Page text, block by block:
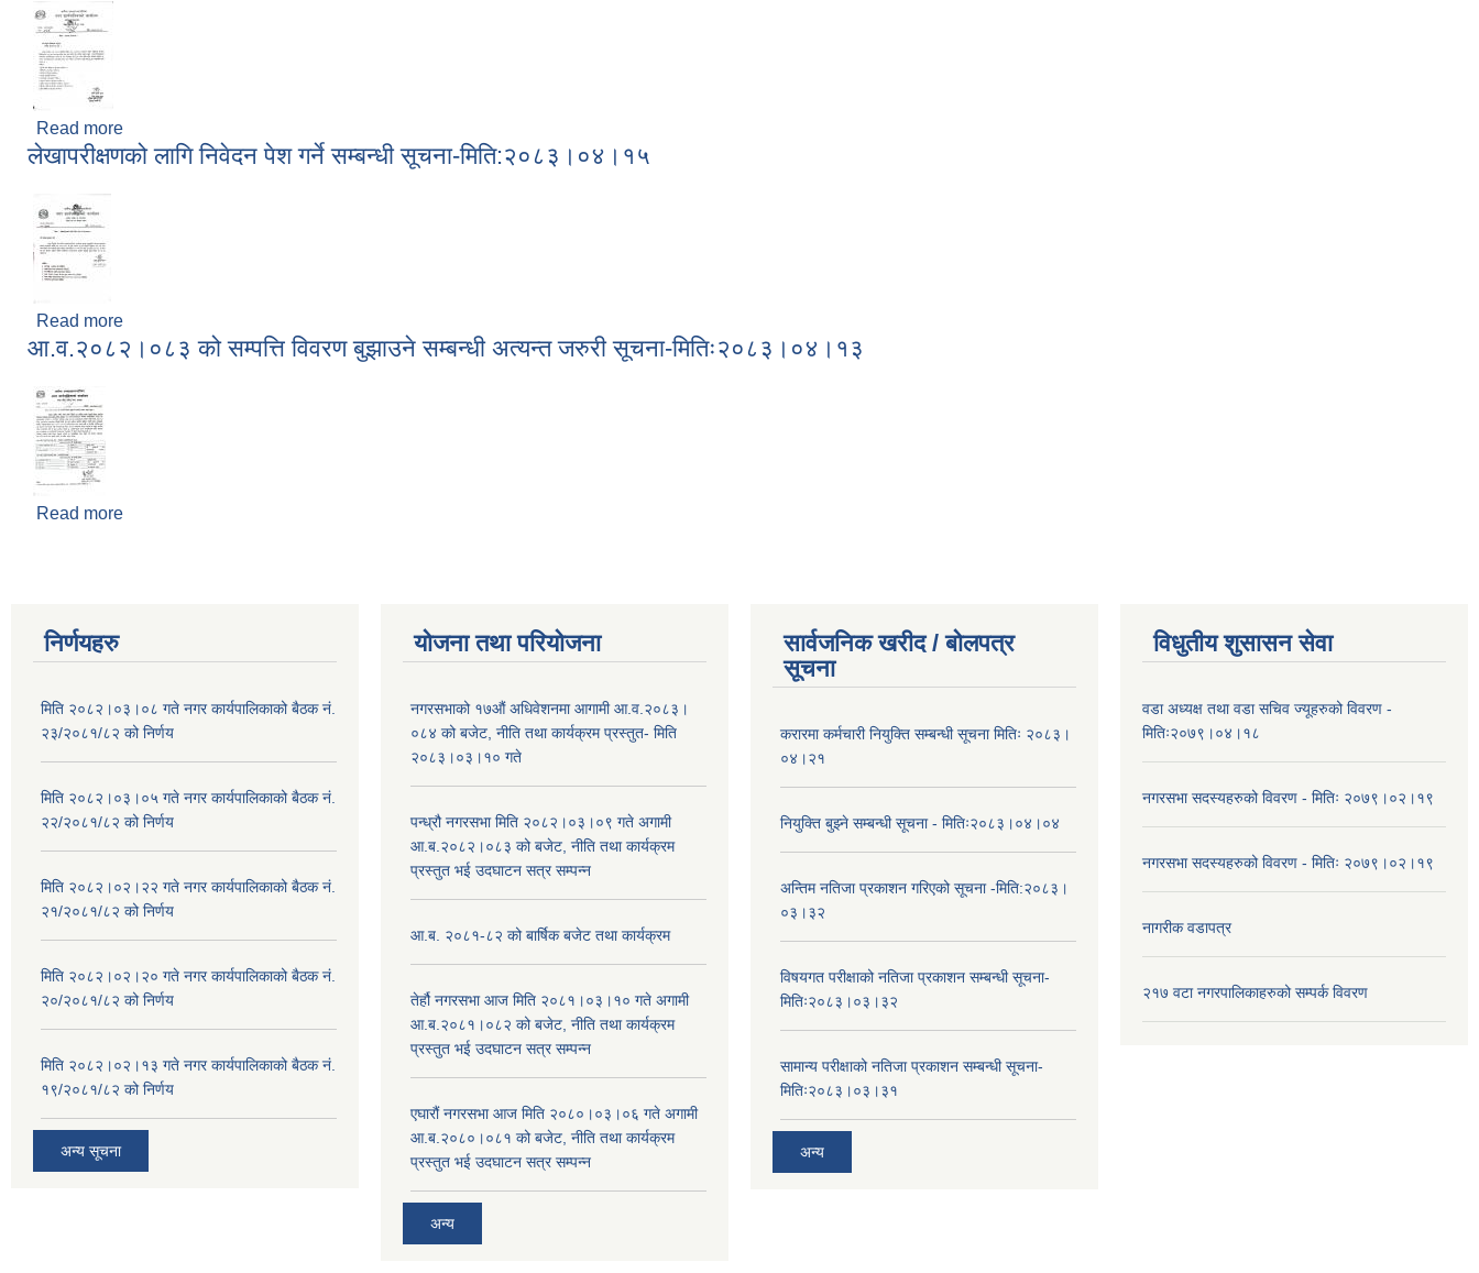
Read more
लेखापरीक्षणको लागि निवेदन पेश गर्ने सम्बन्धी सूचना-मिति:२०८३।०४।१५
Read more
आ.व.२०८२।०८३ को सम्पत्ति विवरण बुझाउने सम्बन्धी अत्यन्त जरुरी सूचना-मितिः२०८३।०४।१३
Read more
निर्णयहरु
मिति २०८२।०३।०८ गते नगर कार्यपालिकाको बैठक नं.
२३/२०८१/८२ को निर्णय
मिति २०८२।०३।०५ गते नगर कार्यपालिकाको बैठक नं.
२२/२०८१/८२ को निर्णय
मिति २०८२।०२।२२ गते नगर कार्यपालिकाको बैठक नं.
२१/२०८१/८२ को निर्णय
मिति २०८२।०२।२० गते नगर कार्यपालिकाको बैठक नं.
२०/२०८१/८२ को निर्णय
मिति २०८२।०२।१३ गते नगर कार्यपालिकाको बैठक नं.
१९/२०८१/८२ को निर्णय
अन्य सूचना
योजना तथा परियोजना
नगरसभाको १७औं अधिवेशनमा आगामी आ.व.२०८३।
०८४ को बजेट, नीति तथा कार्यक्रम प्रस्तुत- मिति
२०८३।०३।१० गते
पन्ध्रौ नगरसभा मिति २०८२।०३।०९ गते अगामी
आ.ब.२०८२।०८३ को बजेट, नीति तथा कार्यक्रम
प्रस्तुत भई उदघाटन सत्र सम्पन्न
आ.ब. २०८१-८२ को बार्षिक बजेट तथा कार्यक्रम
तेर्हौ नगरसभा आज मिति २०८१।०३।१० गते अगामी
आ.ब.२०८१।०८२ को बजेट, नीति तथा कार्यक्रम
प्रस्तुत भई उदघाटन सत्र सम्पन्न
एघारौं नगरसभा आज मिति २०८०।०३।०६ गते अगामी
आ.ब.२०८०।०८१ को बजेट, नीति तथा कार्यक्रम
प्रस्तुत भई उदघाटन सत्र सम्पन्न
अन्य
सार्वजनिक खरीद / बोलपत्र
सूचना
करारमा कर्मचारी नियुक्ति सम्बन्धी सूचना मितिः २०८३।
०४।२१
नियुक्ति बुझ्ने सम्बन्धी सूचना - मितिः२०८३।०४।०४
अन्तिम नतिजा प्रकाशन गरिएको सूचना -मिति:२०८३।
०३।३२
विषयगत परीक्षाको नतिजा प्रकाशन सम्बन्धी सूचना-
मितिः२०८३।०३।३२
सामान्य परीक्षाको नतिजा प्रकाशन सम्बन्धी सूचना-
मितिः२०८३।०३।३१
अन्य
विधुतीय शुसासन सेवा
वडा अध्यक्ष तथा वडा सचिव ज्यूहरुको विवरण -
मितिः२०७९।०४।१८
नगरसभा सदस्यहरुको विवरण - मितिः २०७९।०२।१९
नगरसभा सदस्यहरुको विवरण - मितिः २०७९।०२।१९
नागरीक वडापत्र
२१७ वटा नगरपालिकाहरुको सम्पर्क विवरण